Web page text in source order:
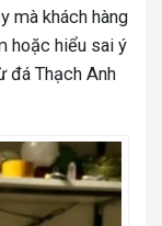
mà khách hàng
hoặc hiểu sai ý
đá Thạch Anh